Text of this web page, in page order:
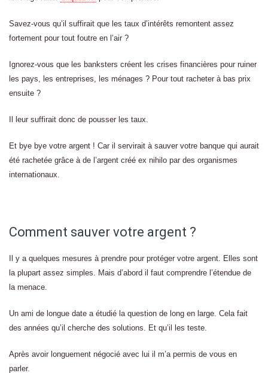
Savez-vous qu’il suffirait que les taux d’intérêts remontent assez
fortement pour tout foutre en l’air ?
Ignorez-vous que les banksters créent les crises financières pour ruiner
les pays, les entreprises, les ménages ? Pour tout racheter à bas prix
ensuite ?
Il leur suffirait donc de pousser les taux.
Et bye bye votre argent ! Car il servirait à sauver votre banque qui aurait
été rachetée grâce à de l’argent créé ex nihilo par des organismes
internationaux.
Comment sauver votre argent ?
Il y a quelques mesures à prendre pour protéger votre argent. Elles sont
la plupart assez simples. Mais d’abord il faut comprendre l’étendue de
la menace.
Un ami de longue date a étudié la question de long en large. Cela fait
des années qu’il cherche des solutions. Et qu’il les teste.
Après avoir longuement négocié avec lui il m’a permis de vous en
parler.